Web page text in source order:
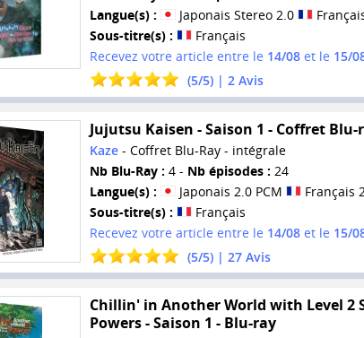
Langue(s) :
Japonais Stereo 2.0
Sous-titre(s) :
Français
Recevez votre article entre le 14/08et le 15/
(5/5) | 2Avis
Jujutsu Kaisen - Saison 1 - Coffret Blu-
Kaze- Coffret Blu-Ray - intégrale
Nb Blu-Ray : 4 - Nb épisodes : 24
Langue(s) :
Japonais 2.0 PCM
Français
Sous-titre(s) :
Français
Recevez votre article entre le 14/08et le 15/
(5/5) | 27Avis
Chillin' in Another World with Level 2
Powers - Saison 1 - Blu-ray